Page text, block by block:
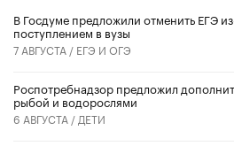
В Госдуме предложили отменить ЕГЭ
поступлением в вузы
7 АВГУСТА / ЕГЭ И ОГЭ
Роспотребнадзор предложил
рыбой и водорослями
6 АВГУСТА / ДЕТИ